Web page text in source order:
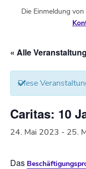
Die Einmeldung
« Alle
Diese
Caritas: 10
24. Mai 2023 - 25.
Das